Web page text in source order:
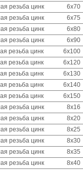
резьба цинк 6х70
резьба цинк 6х75
резьба цинк 6х80
резьба цинк 6х90
резьба цинк 6х100
резьба цинк 6х120
резьба цинк 6х130
резьба цинк 6х140
резьба цинк 6х150
резьба цинк 8х16
резьба цинк 8х20
резьба цинк 8х25
резьба цинк 8х30
резьба цинк 8х35
резьба цинк 8х40